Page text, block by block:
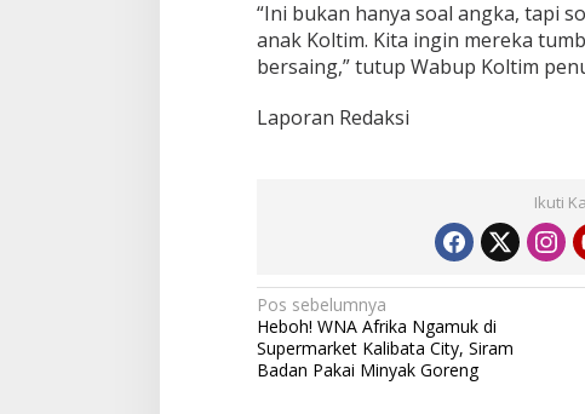
“Ini bukan hanya soal angka, tapi
anak Koltim. Kita ingin mereka
bersaing,” tutup Wabup Koltim
Laporan Redaksi
Ikuti
N
a
v
Pos sebelumnya
Heboh! WNA Afrika Ngamuk di
Supermarket Kalibata City, Siram
Badan Pakai Minyak Goreng